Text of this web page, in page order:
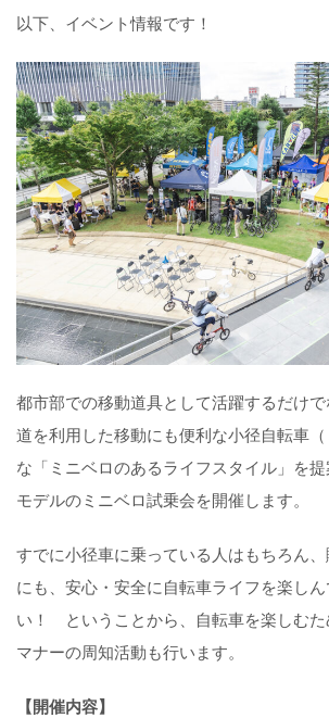
以下、イベント情報です！
都市部での移動道具として活躍するだけ
道を利用した移動にも便利な小径自転車
な「ミニベロのあるライフスタイル」を
モデルのミニベロ試乗会を開催します。
すでに小径車に乗っている人はもちろん
にも、安心・安全に自転車ライフを楽し
い！ ということから、自転車を楽しむた
マナーの周知活動も行います。
【開催内容】